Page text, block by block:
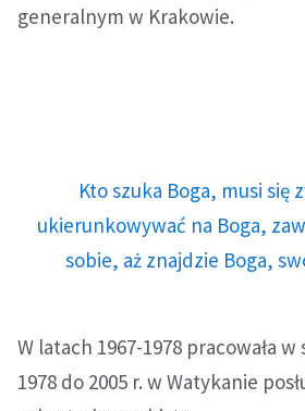
generalnym w Krakowie.
Kto szuka Boga, musi się
ukierunkowywać na Boga,
sobie, aż znajdzie Boga,
W latach 1967-1978 pracowała
1978 do 2005 r. w Watykanie